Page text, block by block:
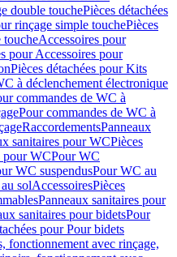
double touchePièces détachées
rinçage simple touchePièces
toucheAccessoires pour
pour Accessoires pour
Pièces détachées pour Kits
à déclenchement électronique
commandes de WC à
Pour commandes de WC à
RaccordementsPanneaux
sanitaires pour WCPièces
pour WCPour WC
WC suspendusPour WC au
solAccessoiresPièces
Panneaux sanitaires pour
sanitaires pour bidetsPour
pour Pour bidets
fonctionnement avec rinçage,